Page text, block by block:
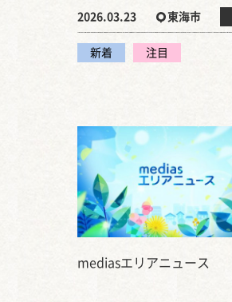
2026.03.23 東海市
新着 注目
mediasエリアニュース